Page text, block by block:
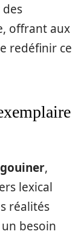
offrant aux
redéfinir ce
,
lexical
réalités
besoin